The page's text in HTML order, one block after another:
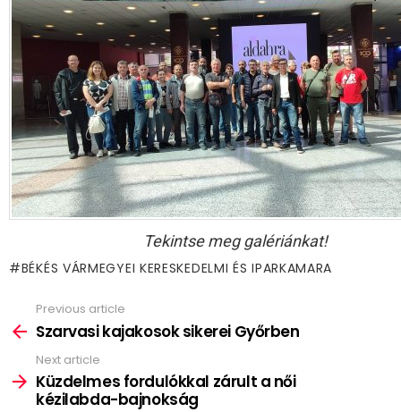
Tekintse meg galériánkat!
BÉKÉS VÁRMEGYEI KERESKEDELMI ÉS IPARKAMARA
more
Previous article
Szarvasi kajakosok sikerei Győrben
Next article
Küzdelmes fordulókkal zárult a női
kézilabda-bajnokság